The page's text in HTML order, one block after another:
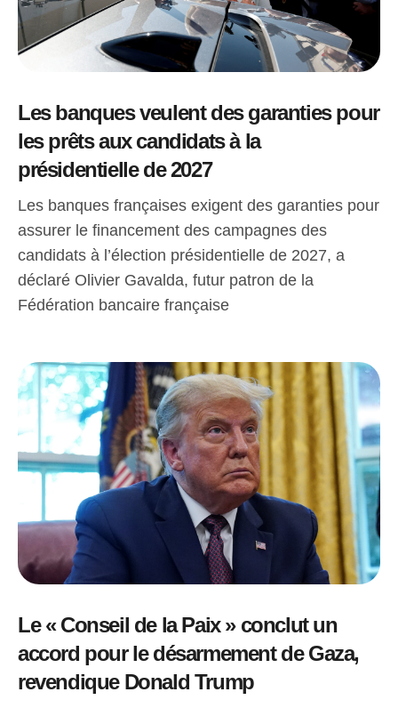
Les banques veulent des garanties pour
les prêts aux candidats à la
présidentielle de 2027
Les banques françaises exigent des garanties pour
assurer le financement des campagnes des
candidats à l’élection présidentielle de 2027, a
déclaré Olivier Gavalda, futur patron de la
Fédération bancaire française
Le « Conseil de la Paix » conclut un
accord pour le désarmement de Gaza,
revendique Donald Trump